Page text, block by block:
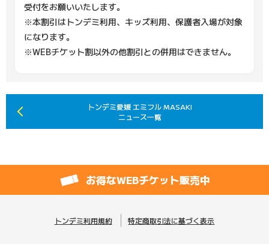
受付をお願いいたします。
※本割引はトンデミ利用、キッズ利用、保護者入場が対象
になります。
※WEBチケット割以外の他割引との併用はできません。
トンデミ愛媛 エミフル MASAKI
ニュース一覧
お得なWEBチケット販売中
トンデミ利用規約 特定商取引法に基づく表示